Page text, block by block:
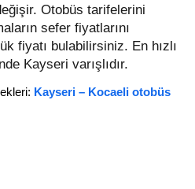
Otobüs tarifelerini
sefer fiyatlarını
fiyatı bulabilirsiniz. En hızlı
Kayseri varışlıdır.
Kayseri – Kocaeli otobüs